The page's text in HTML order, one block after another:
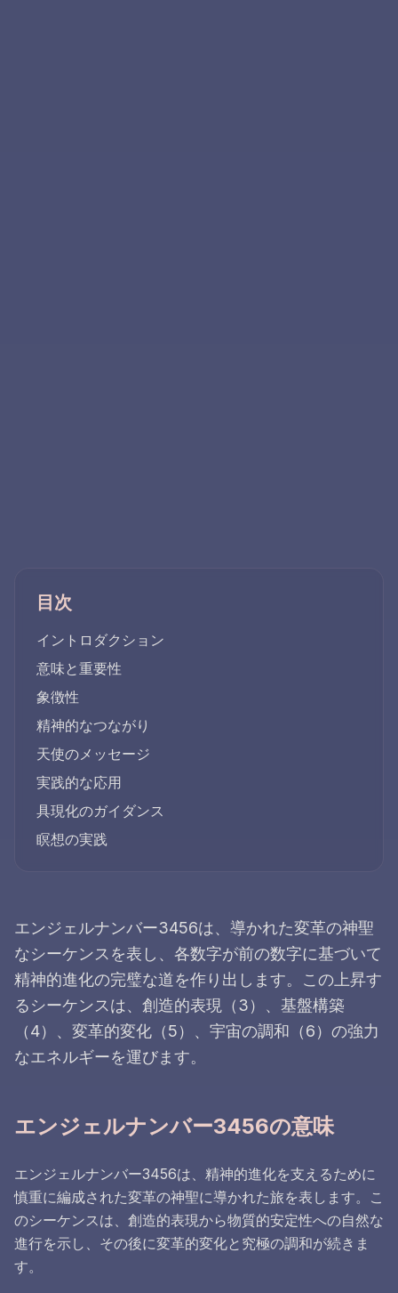
目次
イントロダクション
意味と重要性
象徴性
精神的なつながり
天使のメッセージ
実践的な応用
具現化のガイダンス
瞑想の実践
エンジェルナンバー3456は、導かれた変革の神聖
なシーケンスを表し、各数字が前の数字に基づいて
精神的進化の完璧な道を作り出します。この上昇す
るシーケンスは、創造的表現（3）、基盤構築
（4）、変革的変化（5）、宇宙の調和（6）の強力
なエネルギーを運びます。
エンジェルナンバー3456の意味
エンジェルナンバー3456は、精神的進化を支えるために
慎重に編成された変革の神聖に導かれた旅を表します。こ
のシーケンスは、創造的表現から物質的安定性への自然な
進行を示し、その後に変革的変化と究極の調和が続きま
す。